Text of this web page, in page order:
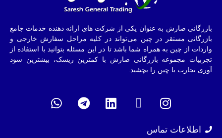
بازرگانی صارش به عنوان یکی از شرکت های ارائه دهنده خدمات جامع
بازرگانی مستقر در چین می‌تواند در کلیه مراحل سفارش خارجی و
واردات از چین به همراه شما باشد تا در این مسئله بتوانید با استفاده از
تجربیات مجموعه بازرگانی صارش با کمترین ریسک، بیشترین سود
آوری تجارت با چین را بچشید.
اطلاعات تماس